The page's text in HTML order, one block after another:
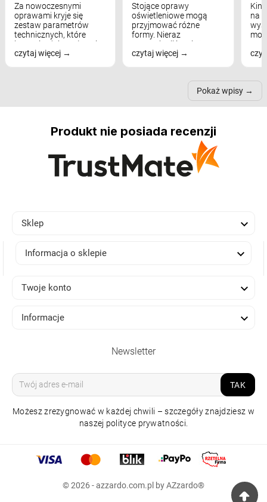
Za nowoczesnymi
oprawami kryje się
zestaw parametrów
technicznych, które
bezpośrednio wpływają
na komfort widzenia,
czytaj więcej
Stojące oprawy
oświetleniowe mogą
przyjmować różne
formy. Nieraz
wspominaliśmy już
modele na łukowych
nich może przydać się w
czytaj więcej
na
Pokaż wpisy
Produkt nie posiada recenzji
cena regularna:
Sklep 
Informacja o sklepie 
Twoje konto 
Informacje 
Newsletter
TAK
Możesz zrezygnować w każdej chwili – szczegóły znajdziesz w
naszej polityce prywatności.
© 2026 - azzardo.com.pl by AZzardo®